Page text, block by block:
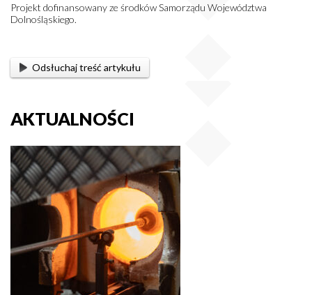
Projekt dofinansowany ze środków Samorządu Województwa
Dolnośląskiego.
Odsłuchaj treść artykułu
AKTUALNOŚCI